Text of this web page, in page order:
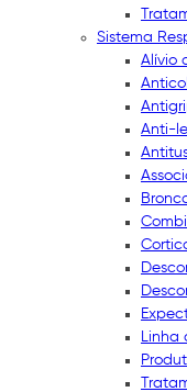
Sistema
Alívio
Anti-
Linha